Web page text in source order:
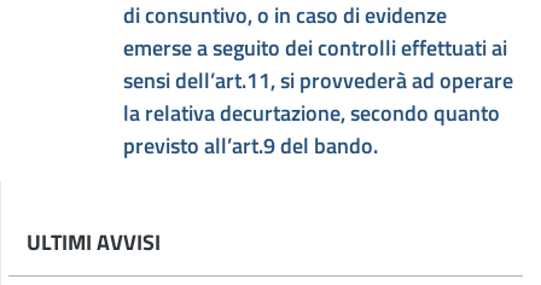
di consuntivo, o in caso di evidenze
emerse a seguito dei controlli effettuati ai
sensi dell’art.11, si provvederà ad operare
la relativa decurtazione, secondo quanto
previsto all’art.9 del bando.
ULTIMI AVVISI